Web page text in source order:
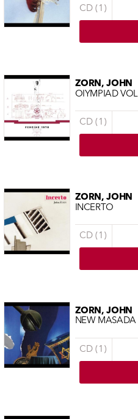
CD (1)
ZORN, JOHN
OIYMPIAD
CD (1)
ZORN, JOHN
INCERTO
CD (1)
ZORN, JOHN
NEW
CD (1)